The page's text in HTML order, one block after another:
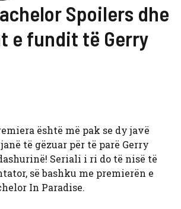
Spoilers dhe
e fundit të Gerry
është më pak se dy javë
të gëzuar për të parë Gerry
Seriali i ri do të nisë të
së bashku me premierën e
In Paradise.